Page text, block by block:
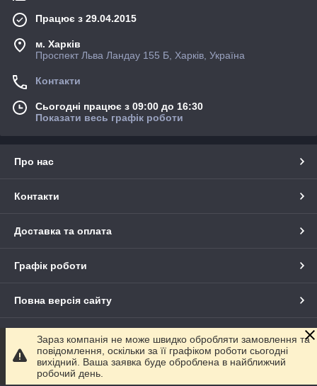
Працює з 29.04.2015
м. Харків
Проспект Льва Ландау 155 Б, Харків, Україна
Контакти
Сьогодні працює з 09:00 до 16:30
Показати весь графік роботи
Про нас
Контакти
Доставка та оплата
Графік роботи
Повна версія сайту
Сайт створено на маркетплейсіProm.ua
Політика конфіденційності
Зараз компанія не може швидко обробляти замовлення та
повідомлення, оскільки за її графіком роботи сьогодні
вихідний. Ваша заявка буде оброблена в найближчий
робочий день.